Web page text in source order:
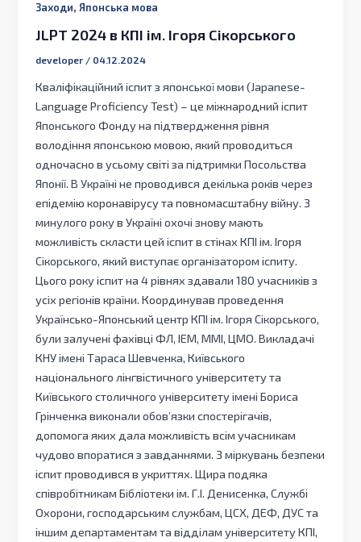
Заходи, Японська мова
JLPT 2024 в КПІ ім. Ігоря Сікорського
developer / 04.12.2024
Кваліфікаційний іспит з японської мови (Japanese-
Language Proficiency Test) – це міжнародний іспит
Японського Фонду на підтвердження рівня
володіння японською мовою, який проводиться
одночасно в усьому світі за підтримки Посольства
Японії. В Україні не проводився декілька років через
епідемію коронавірусу та повномасштабну війну. З
минулого року в Україні охочі знову мають
можливість скласти цей іспит в стінах КПІ ім. Ігоря
Сікорського, який виступає організатором іспиту.
Цього року іспит на 4 рівнях здавали 180 учасників з
усіх регіонів країни. Координував проведення
Українсько-Японський центр КПІ ім. Ігоря Сікорського,
були залучені фахівці ФЛ, ІЕМ, ММІ, ЦМО. Викладачі
КНУ імені Тараса Шевченка, Київського
національного лінгвістичного університету та
Київського столичного університету імені Бориса
Грінченка виконали обов’язки спостерігачів,
допомога яких дала можливість всім учасникам
чудово впоратися з завданнями. З міркувань безпеки
іспит проводився в укриттях. Щира подяка
співробітникам Бібліотеки ім. Г.І. Денисенка, Службі
Охорони, господарським службам, ЦСХ, ДЕФ, ДУС та
іншим департаментам та відділам університету КПІ,